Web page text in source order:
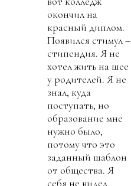
окончил на
красный диплом.
Появился стимул –
стипендия. Я не
хотел жить на шее
у родителей. Я не
знал, куда
поступать, но
образование мне
нужно было,
потому что это
заданный шаблон
от общества. Я
себя не видел